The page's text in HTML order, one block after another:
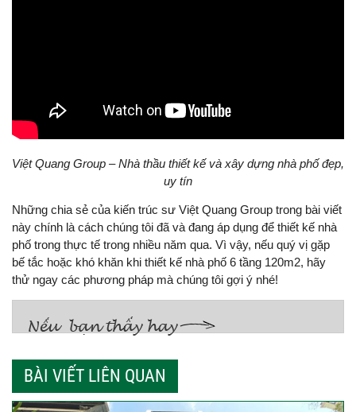
Việt Quang Group – Nhà thầu thiết kế và xây dựng nhà phố đẹp,
uy tín
Những chia sẻ của kiến trúc sư Việt Quang Group trong bài viết
này chính là cách chúng tôi đã và đang áp dụng để thiết kế nhà
phố trong thực tế trong nhiều năm qua. Vì vậy, nếu quý vị gặp
bế tắc hoặc khó khăn khi thiết kế nhà phố 6 tầng 120m2, hãy
thử ngay các phương pháp mà chúng tôi gợi ý nhé!
BÀI VIẾT LIÊN QUAN